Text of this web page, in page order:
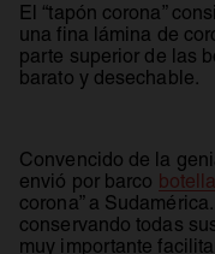
El “tapón corona”
una fina lámina de
parte superior de las
barato y desechable.
Convencido de la
envió por barco
corona” a
conservando todas
muy importante